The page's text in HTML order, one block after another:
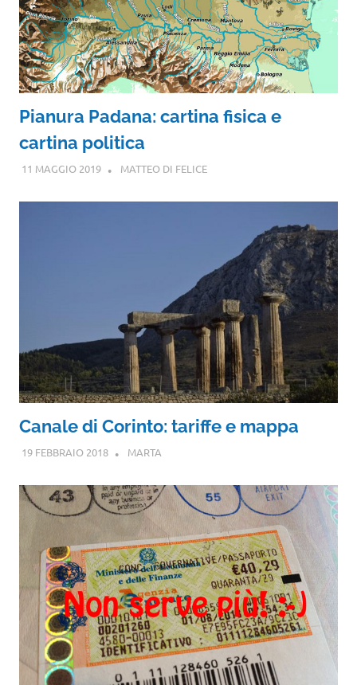
Pianura Padana: cartina fisica e
cartina politica
11 MAGGIO 2019 MATTEO DI FELICE
Canale di Corinto: tariffe e mappa
19 FEBBRAIO 2018 MARTA